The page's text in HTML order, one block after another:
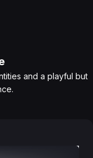
and a playful but